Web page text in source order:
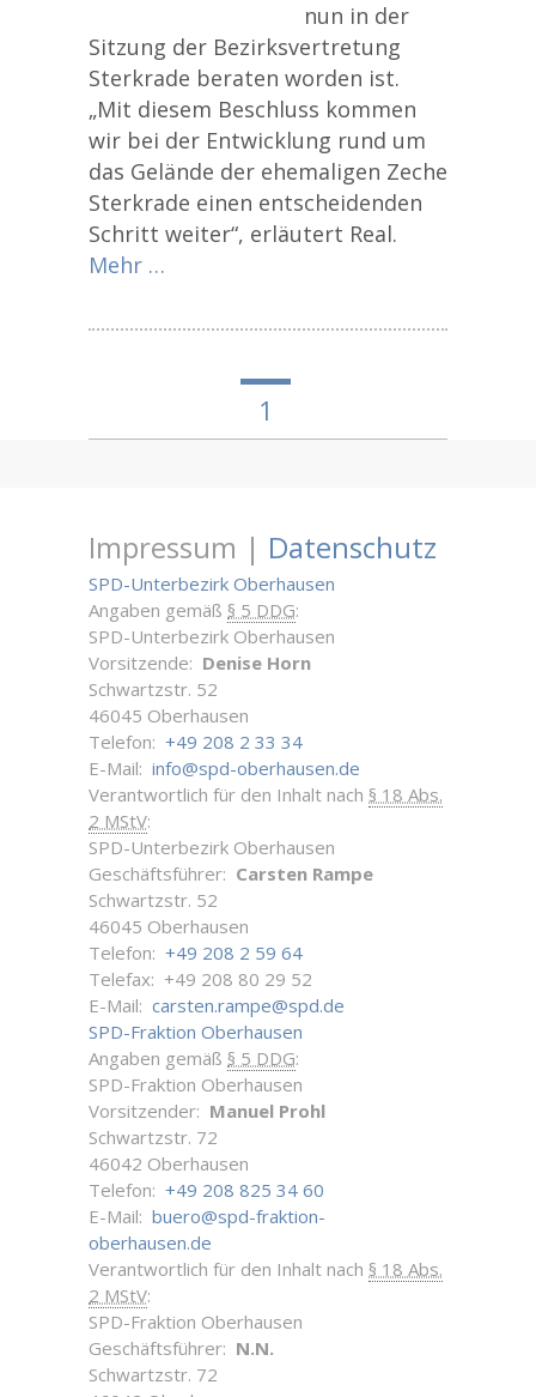
nun in der
Sitzung der Bezirksvertretung
Sterkrade beraten worden ist.
„Mit diesem Beschluss kommen
wir bei der Entwicklung rund um
das Gelände der ehemaligen Zeche
Sterkrade einen entscheidenden
Schritt weiter“, erläutert Real.
Mehr …
1
Impressum | Datenschutz
SPD-Unterbezirk Oberhausen
Angaben gemäß § 5 DDG:
SPD-Unterbezirk Oberhausen
Vorsitzende: Denise Horn
Schwartzstr. 52
46045 Oberhausen
Telefon: +49 208 2 33 34
E-Mail: info@spd-oberhausen.de
Verantwortlich für den Inhalt nach § 18 Abs.
2 MStV:
SPD-Unterbezirk Oberhausen
Geschäftsführer: Carsten Rampe
Schwartzstr. 52
46045 Oberhausen
Telefon: +49 208 2 59 64
Telefax: +49 208 80 29 52
E-Mail: carsten.rampe@spd.de
SPD-Fraktion Oberhausen
Angaben gemäß § 5 DDG:
SPD-Fraktion Oberhausen
Vorsitzender: Manuel Prohl
Schwartzstr. 72
46042 Oberhausen
Telefon: +49 208 825 34 60
E-Mail: buero@spd-fraktion-
oberhausen.de
Verantwortlich für den Inhalt nach § 18 Abs.
2 MStV:
SPD-Fraktion Oberhausen
Geschäftsführer: N.N.
Schwartzstr. 72